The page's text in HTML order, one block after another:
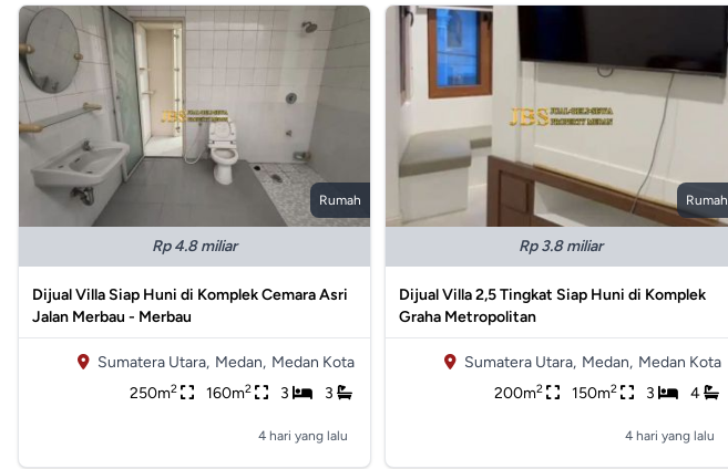
Rumah
Rp 4.8 miliar
Dijual Villa Siap Huni di Komplek Cemara Asri
Jalan Merbau - Merbau
Sumatera Utara, Medan, Medan Kota
250m2 160m2 3 3
4 hari yang lalu
Rumah
Rp 3.8 miliar
Dijual Villa 2,5 Tingkat Siap Huni di Komplek
Graha Metropolitan
Sumatera Utara, Medan, Medan Kota
200m2 150m2 3 4
4 hari yang lalu